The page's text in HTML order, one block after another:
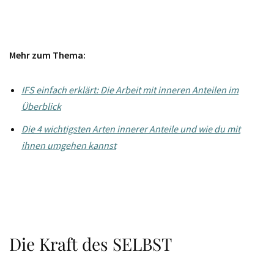
Mehr zum Thema:
IFS einfach erklärt: Die Arbeit mit inneren Anteilen im
Überblick
Die 4 wichtigsten Arten innerer Anteile und wie du mit
ihnen umgehen kannst
Die Kraft des SELBST